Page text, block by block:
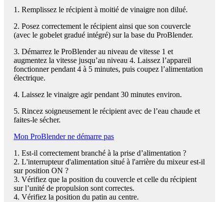
1. Remplissez le récipient à moitié de vinaigre non dilué.
2. Posez correctement le récipient ainsi que son couvercle
(avec le gobelet gradué intégré) sur la base du ProBlender.
3. Démarrez le ProBlender au niveau de vitesse 1 et
augmentez la vitesse jusqu’au niveau 4. Laissez l’appareil
fonctionner pendant 4 à 5 minutes, puis coupez l’alimentation
électrique.
4. Laissez le vinaigre agir pendant 30 minutes environ.
5. Rincez soigneusement le récipient avec de l’eau chaude et
faites-le sécher.
Mon ProBlender ne démarre pas
1. Est-il correctement branché à la prise d’alimentation ?
2. L'interrupteur d'alimentation situé à l'arrière du mixeur est-il
sur position ON ?
3. Vérifiez que la position du couvercle et celle du récipient
sur l’unité de propulsion sont correctes.
4. Vérifiez la position du patin au centre.